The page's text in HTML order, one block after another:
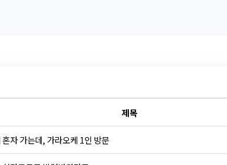
제목
혼자 가는데, 가라오케 1인 방문